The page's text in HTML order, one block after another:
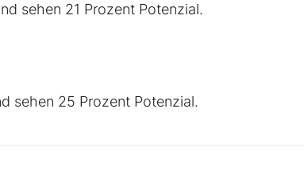
sehen 21 Prozent Potenzial.
sehen 25 Prozent Potenzial.